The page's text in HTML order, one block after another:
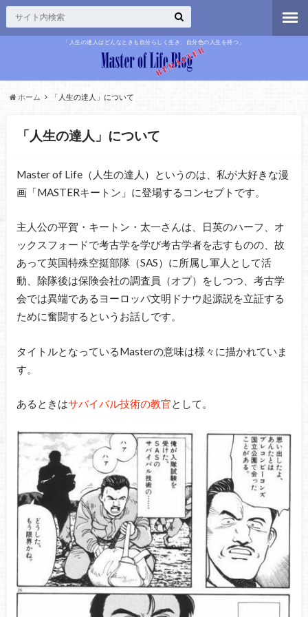
「人生の達人はどんなときも自分らしく生き、自分色の人生を持つ」
ホーム 「人生の達人」について
「人生の達人」について
Master of Life（人生の達人）というのは、私が大好きな漫
画「MASTERキートン」に登場するコンセプトです。
主人公の平賀・キートン・太一さんは、日英のハーフ、オ
ックスフォードで考古学を学び考古学者を志すものの、故
あって英国特殊空挺部隊（SAS）に所属し軍人として活
動、除隊後は保険会社の調査員（オプ）をしつつ、考古学
会では異端であるヨーロッパ文明ドナウ起源説を立証する
ために奮闘するというお話しです。
タイトルとなっているMasterの意味は様々に描かれていま
す。
あるときはサバイバル技術の教官として。